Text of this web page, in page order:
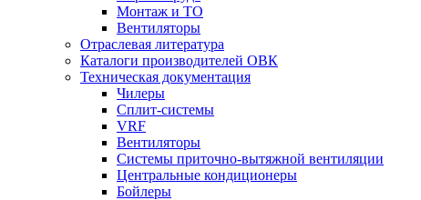
Монтаж и ТО
Вентиляторы
Отраслевая литература
Каталоги производителей ОВК
Техническая документация
Чилеры
Сплит-системы
VRF
Вентиляторы
Системы приточно-вытяжной вентиляции
Центральные кондиционеры
Бойлеры